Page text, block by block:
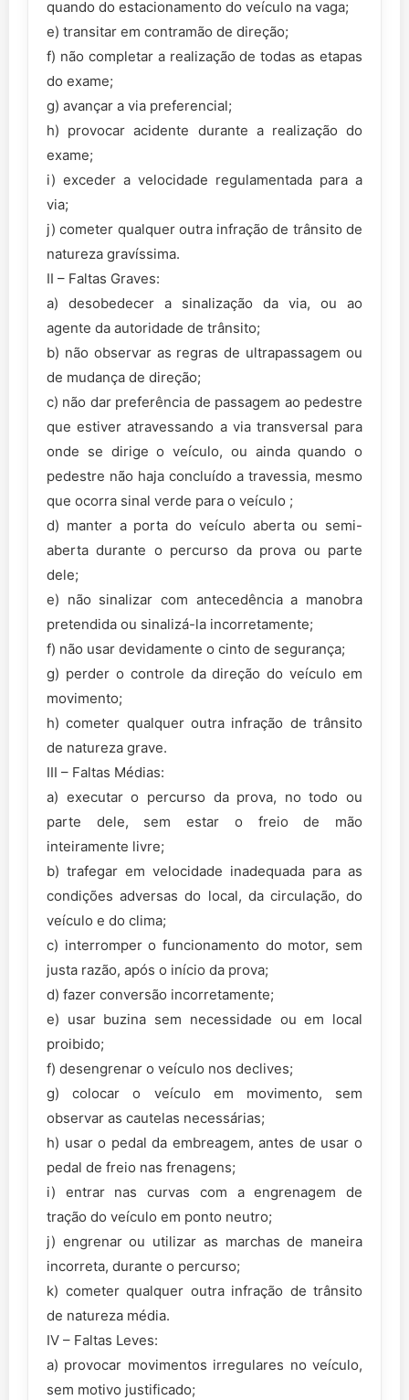
quando do estacionamento do veículo na vaga;
e) transitar em contramão de direção;
f) não completar a realização de todas as etapas
do exame;
g) avançar a via preferencial;
h) provocar acidente durante a realização do
exame;
i) exceder a velocidade regulamentada para a
via;
j) cometer qualquer outra infração de trânsito de
natureza gravíssima.
II – Faltas Graves:
a) desobedecer a sinalização da via, ou ao
agente da autoridade de trânsito;
b) não observar as regras de ultrapassagem ou
de mudança de direção;
c) não dar preferência de passagem ao pedestre
que estiver atravessando a via transversal para
onde se dirige o veículo, ou ainda quando o
pedestre não haja concluído a travessia, mesmo
que ocorra sinal verde para o veículo ;
d) manter a porta do veículo aberta ou semi-
aberta durante o percurso da prova ou parte
dele;
e) não sinalizar com antecedência a manobra
pretendida ou sinalizá-la incorretamente;
f) não usar devidamente o cinto de segurança;
g) perder o controle da direção do veículo em
movimento;
h) cometer qualquer outra infração de trânsito
de natureza grave.
III – Faltas Médias:
a) executar o percurso da prova, no todo ou
parte dele, sem estar o freio de mão
inteiramente livre;
b) trafegar em velocidade inadequada para as
condições adversas do local, da circulação, do
veículo e do clima;
c) interromper o funcionamento do motor, sem
justa razão, após o início da prova;
d) fazer conversão incorretamente;
e) usar buzina sem necessidade ou em local
proibido;
f) desengrenar o veículo nos declives;
g) colocar o veículo em movimento, sem
observar as cautelas necessárias;
h) usar o pedal da embreagem, antes de usar o
pedal de freio nas frenagens;
i) entrar nas curvas com a engrenagem de
tração do veículo em ponto neutro;
j) engrenar ou utilizar as marchas de maneira
incorreta, durante o percurso;
k) cometer qualquer outra infração de trânsito
de natureza média.
IV – Faltas Leves:
a) provocar movimentos irregulares no veículo,
sem motivo justificado;